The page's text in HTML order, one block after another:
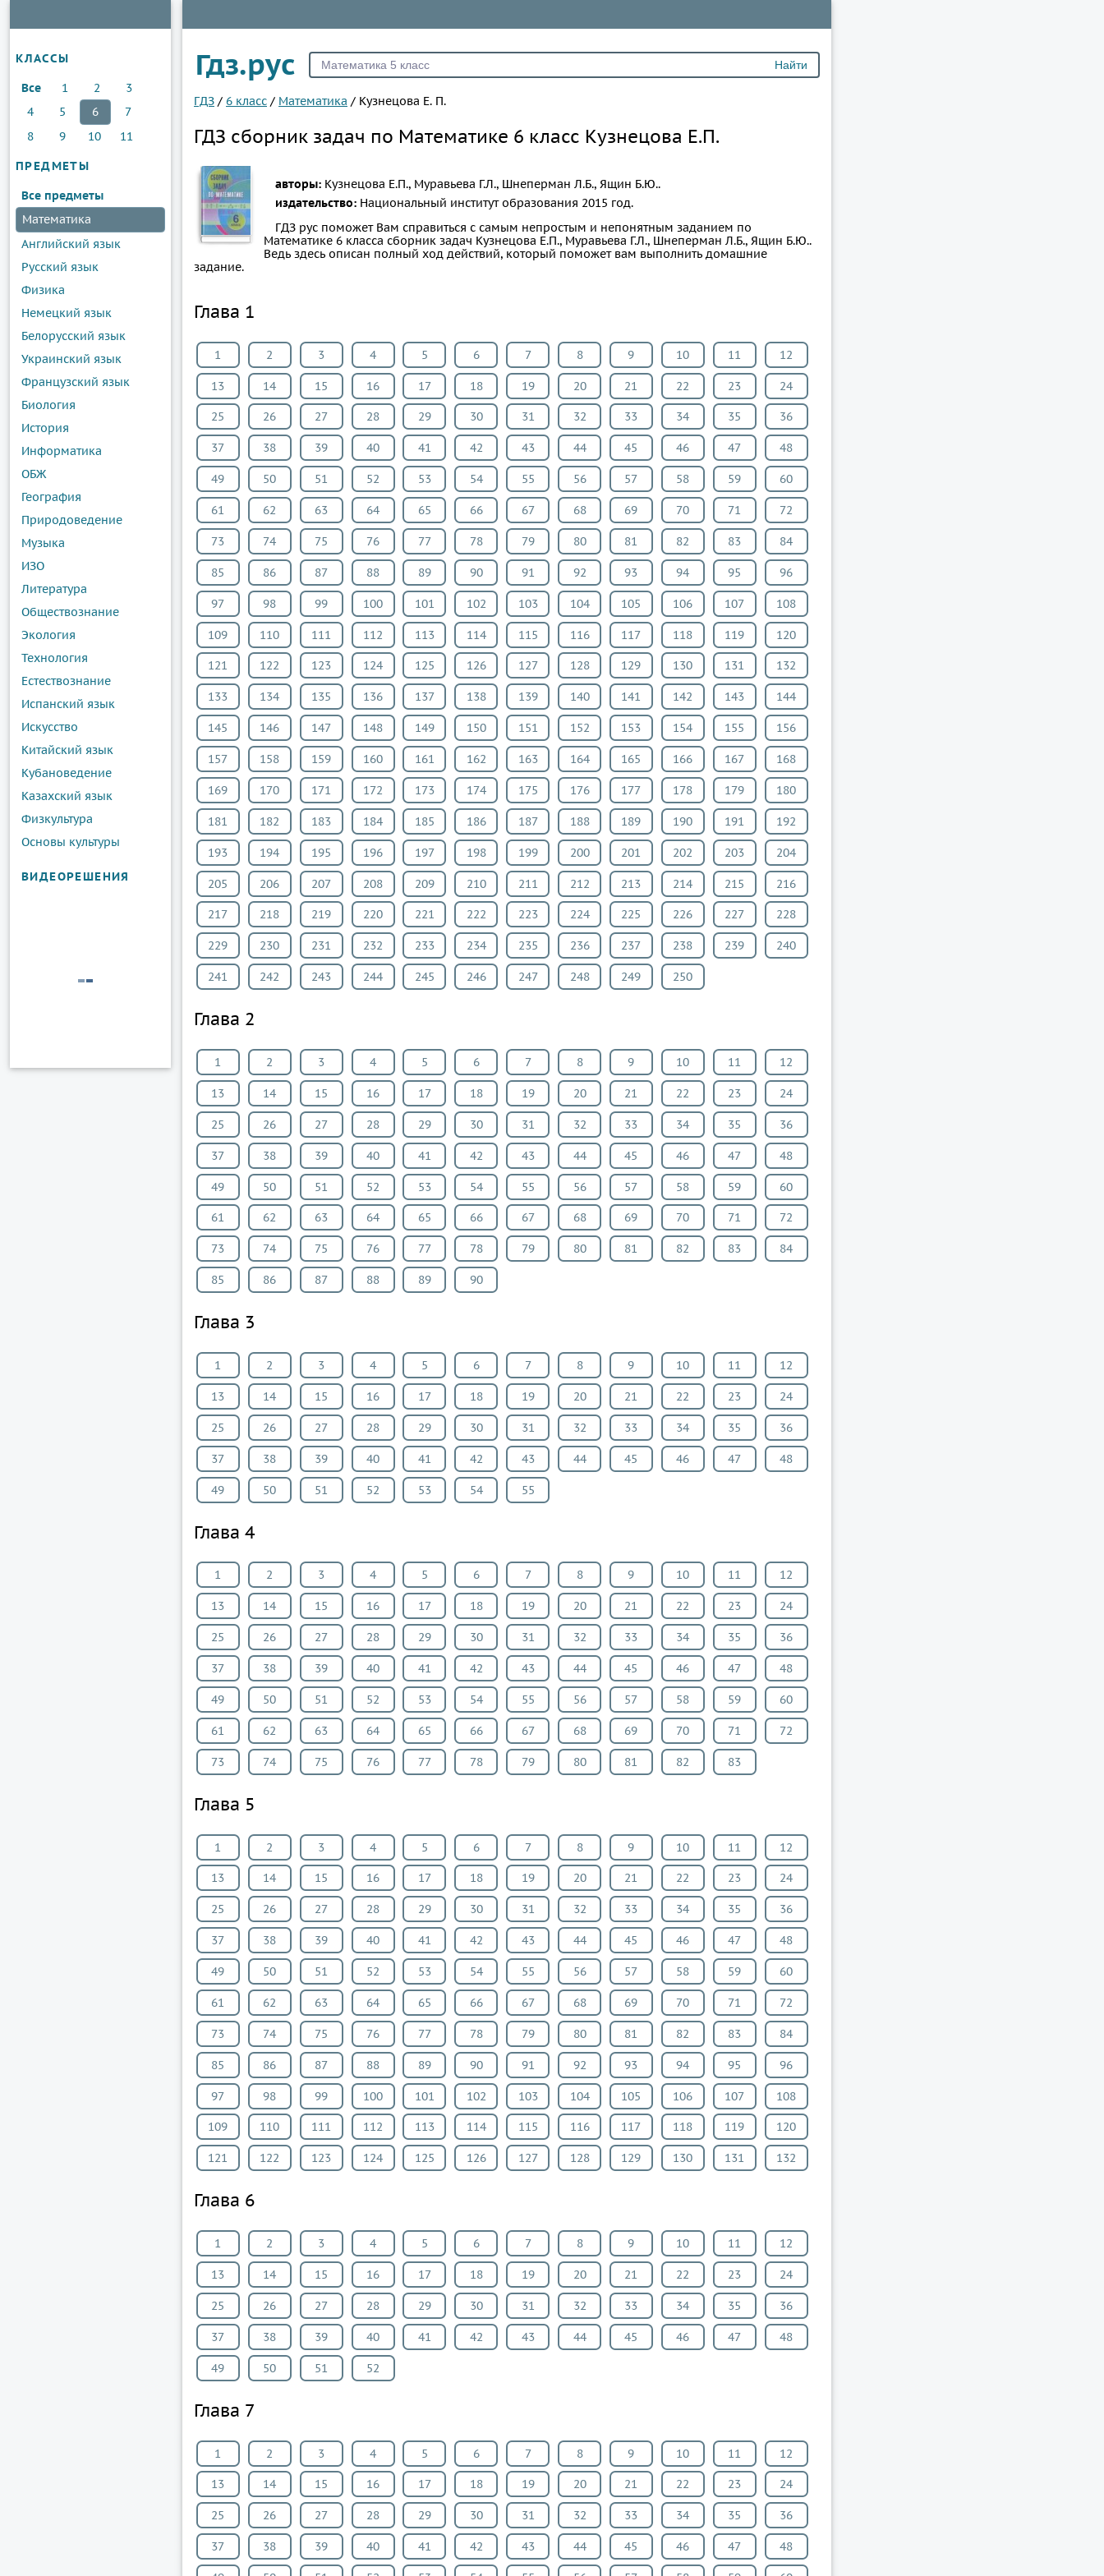
КЛАССЫ
Все
1 2
3
4
5 6
7
8
9 10
11
ПРЕДМЕТЫ
Все предметы
Математика
Английский язык
Русский язык
Физика
Немецкий язык
Белорусский язык
Украинский язык
Французский язык
Биология
История
Информатика
ОБЖ
География
Природоведение
Музыка
ИЗО
Литература
Обществознание
Экология
Технология
Естествознание
Испанский язык
Искусство
Китайский язык
Кубановедение
Казахский язык
Физкультура
Основы культуры
ВИДЕОРЕШЕНИЯ
Гдз.рус
ГДЗ / 6 класс / Математика / Кузнецова Е. П.
ГДЗ сборник задач по Математике 6 класс Кузнецова Е.П.
авторы: Кузнецова Е.П., Муравьева Г.Л., Шнеперман Л.Б., Ящин Б.Ю..
издательство: Национальный институт образования 2015 год.
ГДЗ рус поможет Вам справиться с самым непростым и непонятным заданием по
Математике 6 класса сборник задач Кузнецова Е.П., Муравьева Г.Л., Шнеперман Л.Б., Ящин Б.Ю..
Ведь здесь описан полный ход действий, который поможет вам выполнить домашние
задание.
Глава 1
1 2 3 4 5 6 7 8 9 10 11 12
13 14 15 16 17 18 19 20 21 22 23 24
25 26 27 28 29 30 31 32 33 34 35 36
37 38 39 40 41 42 43 44 45 46 47 48
49 50 51 52 53 54 55 56 57 58 59 60
61 62 63 64 65 66 67 68 69 70 71 72
73 74 75 76 77 78 79 80 81 82 83 84
85 86 87 88 89 90 91 92 93 94 95 96
97 98 99 100 101 102 103 104 105 106 107 108
109 110 111 112 113 114 115 116 117 118 119 120
121 122 123 124 125 126 127 128 129 130 131 132
133 134 135 136 137 138 139 140 141 142 143 144
145 146 147 148 149 150 151 152 153 154 155 156
157 158 159 160 161 162 163 164 165 166 167 168
169 170 171 172 173 174 175 176 177 178 179 180
181 182 183 184 185 186 187 188 189 190 191 192
193 194 195 196 197 198 199 200 201 202 203 204
205 206 207 208 209 210 211 212 213 214 215 216
217 218 219 220 221 222 223 224 225 226 227 228
229 230 231 232 233 234 235 236 237 238 239 240
241 242 243 244 245 246 247 248 249 250
Глава 2
1 2 3 4 5 6 7 8 9 10 11 12
13 14 15 16 17 18 19 20 21 22 23 24
25 26 27 28 29 30 31 32 33 34 35 36
37 38 39 40 41 42 43 44 45 46 47 48
49 50 51 52 53 54 55 56 57 58 59 60
61 62 63 64 65 66 67 68 69 70 71 72
73 74 75 76 77 78 79 80 81 82 83 84
85 86 87 88 89 90
Глава 3
1 2 3 4 5 6 7 8 9 10 11 12
13 14 15 16 17 18 19 20 21 22 23 24
25 26 27 28 29 30 31 32 33 34 35 36
37 38 39 40 41 42 43 44 45 46 47 48
49 50 51 52 53 54 55
Глава 4
1 2 3 4 5 6 7 8 9 10 11 12
13 14 15 16 17 18 19 20 21 22 23 24
25 26 27 28 29 30 31 32 33 34 35 36
37 38 39 40 41 42 43 44 45 46 47 48
49 50 51 52 53 54 55 56 57 58 59 60
61 62 63 64 65 66 67 68 69 70 71 72
73 74 75 76 77 78 79 80 81 82 83
Глава 5
1 2 3 4 5 6 7 8 9 10 11 12
13 14 15 16 17 18 19 20 21 22 23 24
25 26 27 28 29 30 31 32 33 34 35 36
37 38 39 40 41 42 43 44 45 46 47 48
49 50 51 52 53 54 55 56 57 58 59 60
61 62 63 64 65 66 67 68 69 70 71 72
73 74 75 76 77 78 79 80 81 82 83 84
85 86 87 88 89 90 91 92 93 94 95 96
97 98 99 100 101 102 103 104 105 106 107 108
109 110 111 112 113 114 115 116 117 118 119 120
121 122 123 124 125 126 127 128 129 130 131 132
Глава 6
1 2 3 4 5 6 7 8 9 10 11 12
13 14 15 16 17 18 19 20 21 22 23 24
25 26 27 28 29 30 31 32 33 34 35 36
37 38 39 40 41 42 43 44 45 46 47 48
49 50 51 52
Глава 7
1 2 3 4 5 6 7 8 9 10 11 12
13 14 15 16 17 18 19 20 21 22 23 24
25 26 27 28 29 30 31 32 33 34 35 36
37 38 39 40 41 42 43 44 45 46 47 48